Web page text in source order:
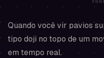
Quando você vir pavios
tipo doji no topo de um
em tempo real.